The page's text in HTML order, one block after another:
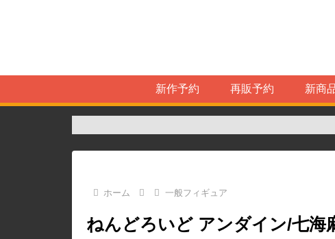
新作予約 再販予約 新商
ホーム 一般フィギュア
ねんどろいど アンダイン/七海